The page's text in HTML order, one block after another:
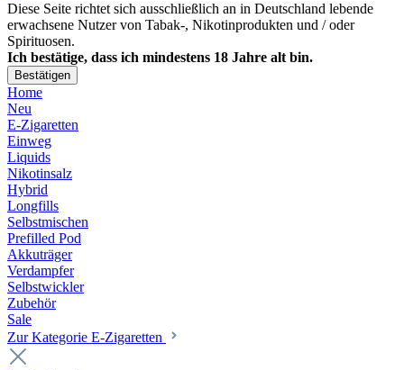
Diese Seite richtet sich ausschließlich an in Deutschland lebende
erwachsene Nutzer von Tabak-, Nikotinprodukten und / oder
Spirituosen.
Ich bestätige, dass ich mindestens 18 Jahre alt bin.
Bestätigen
Home
Neu
E-Zigaretten
Einweg
Liquids
Nikotinsalz
Hybrid
Longfills
Selbstmischen
Prefilled Pod
Akkuträger
Verdampfer
Selbstwickler
Zubehör
Sale
Zur Kategorie E-Zigaretten